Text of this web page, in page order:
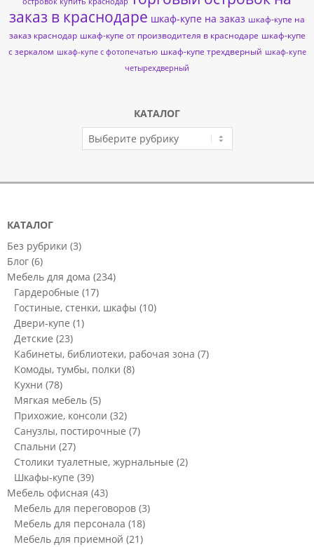
заказ в краснодаре шкаф-купе на заказ шкаф-купе на
заказ краснодар шкаф-купе от производителя в краснодаре шкаф-купе
с зеркалом шкаф-купе с фотопечатью шкаф-купе трехдверный шкаф-купе
четырехдверный
КАТАЛОГ
КАТАЛОГ
КАТАЛОГ
Без рубрики (3)
Блог (6)
Мебель для дома (234)
Гардеробные (17)
Гостиные, стенки, шкафы (10)
Двери-купе (1)
Детские (23)
Кабинеты, библиотеки, рабочая зона (7)
Комоды, тумбы, полки (8)
Кухни (78)
Мягкая мебель (5)
Прихожие, консоли (32)
Санузлы, постирочные (7)
Спальни (27)
Столики туалетные, журнальные (2)
Шкафы-купе (39)
Мебель офисная (43)
Мебель для переговоров (3)
Мебель для персонала (18)
Мебель для приемной (21)